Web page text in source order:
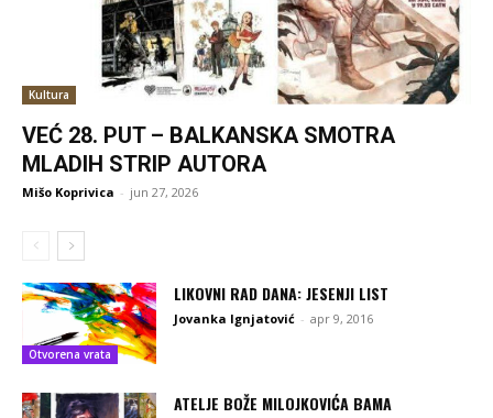
Kultura
VEĆ 28. PUT – BALKANSKA SMOTRA
MLADIH STRIP AUTORA
Mišo Koprivica - jun 27, 2026
Otvorena vrata
LIKOVNI RAD DANA: JESENJI LIST
Jovanka Ignjatović - apr 9, 2016
ATELJE BOŽE MILOJKOVIĆA BAMA